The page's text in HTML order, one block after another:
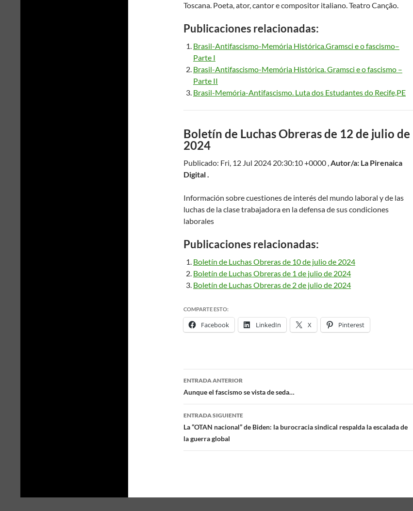
Toscana. Poeta, ator, cantor e compositor italiano. Teatro Canção.
Publicaciones relacionadas:
Brasil-Antifascismo-Memória Histórica.Gramsci e o fascismo–
Parte I
Brasil-Antifascismo-Memória Histórica. Gramsci e o fascismo –
Parte II
Brasil-Memória-Antifascismo. Luta dos Estudantes do Recife,PE
Boletín de Luchas Obreras de 12 de julio de
2024
Publicado: Fri, 12 Jul 2024 20:30:10 +0000 ,Autor/a: La Pirenaica
Digital .
Información sobre cuestiones de interés del mundo laboral y de las
luchas de la clase trabajadora en la defensa de sus condiciones
laborales
Publicaciones relacionadas:
Boletín de Luchas Obreras de 10 de julio de 2024
Boletín de Luchas Obreras de 1 de julio de 2024
Boletín de Luchas Obreras de 2 de julio de 2024
COMPARTE ESTO:
Facebook LinkedIn X Pinterest
Navegación
de
entradas
ENTRADA ANTERIOR
Aunque el fascismo se vista de seda…
ENTRADA SIGUIENTE
La “OTAN nacional” de Biden: la burocracia sindical respalda la escalada de
la guerra global